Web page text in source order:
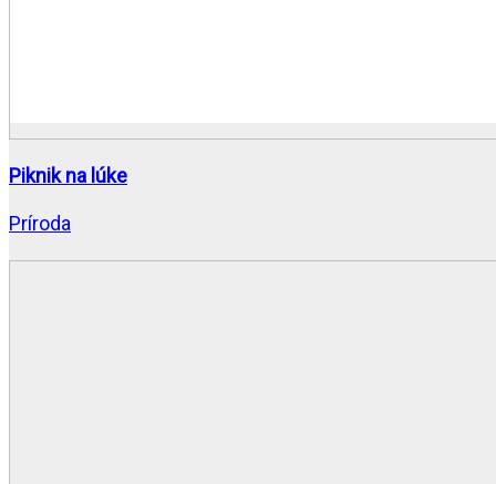
Piknik na lúke
Príroda